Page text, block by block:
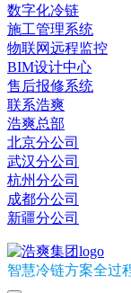
数字化冷链
施工管理系统
物联网远程监控
BIM设计中心
售后报修系统
联系浩爽
浩爽总部
北京分公司
武汉分公司
杭州分公司
成都分公司
新疆分公司
智慧冷链方案全过